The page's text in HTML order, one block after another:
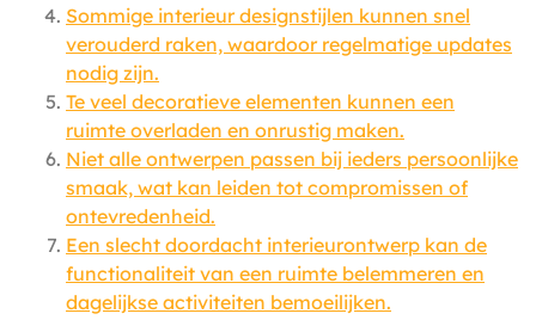
Sommige interieur designstijlen kunnen snel
verouderd raken, waardoor regelmatige updates
nodig zijn.
Te veel decoratieve elementen kunnen een
ruimte overladen en onrustig maken.
Niet alle ontwerpen passen bij ieders persoonlijke
smaak, wat kan leiden tot compromissen of
ontevredenheid.
Een slecht doordacht interieurontwerp kan de
functionaliteit van een ruimte belemmeren en
dagelijkse activiteiten bemoeilijken.